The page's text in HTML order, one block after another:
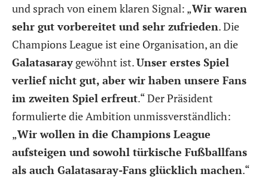
und sprach von einem klaren Signal: „Wir waren
sehr gut vorbereitet und sehr zufrieden. Die
Champions League ist eine Organisation, an die
Galatasaray gewöhnt ist.Unser erstes Spiel
verlief nicht gut, aber wir haben unsere Fans
im zweiten Spiel erfreut.“ Der Präsident
formulierte die Ambition unmissverständlich:
„Wir wollen in die Champions League
aufsteigen und sowohl türkische Fußballfans
als auch Galatasaray-Fans glücklich machen.“